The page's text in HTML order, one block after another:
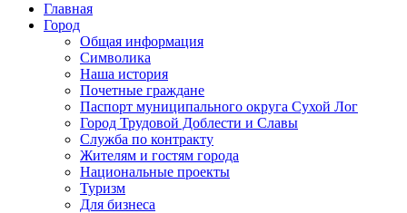
Главная
Город
Общая информация
Символика
Наша история
Почетные граждане
Паспорт муниципального округа Сухой Лог
Город Трудовой Доблести и Славы
Служба по контракту
Жителям и гостям города
Национальные проекты
Туризм
Для бизнеса